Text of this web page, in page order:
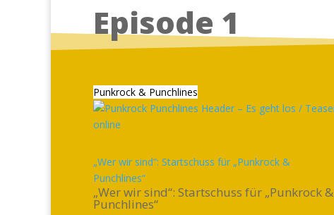
Episode 1
Punkrock & Punchlines
„Wer wir sind“: Startschuss für „Punkrock &
Punchlines“
„Wer wir sind“: Startschuss für „Punkrock &
Punchlines“